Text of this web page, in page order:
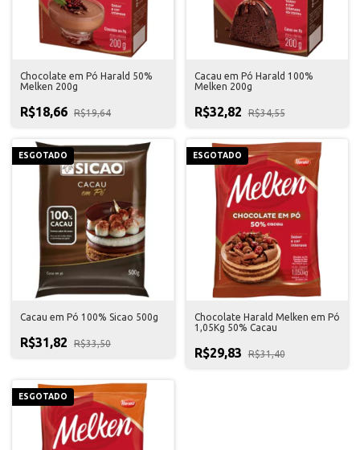
Chocolate em Pó Harald 50%
Melken 200g
R$18,66 R$19,64
Cacau em Pó Harald 100%
Melken 200g
R$32,82 R$34,55
ESGOTADO
Cacau em Pó 100% Sicao 500g
R$31,82 R$33,50
ESGOTADO
Chocolate Harald Melken em Pó
1,05Kg 50% Cacau
R$29,83 R$31,40
ESGOTADO